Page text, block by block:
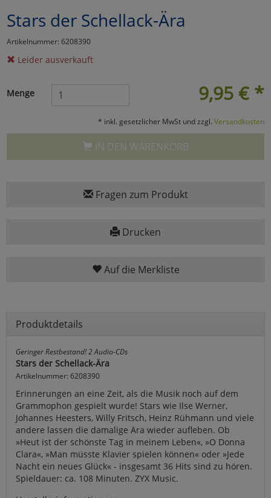
Stars der Schellack-Ära
Artikelnummer: 6208390
Leider ausverkauft
9,95 € *
Menge
* inkl. gesetzlicher MwSt und zzgl. Versandkosten
IN DEN WARENKORB
Fragen zum Produkt
Drucken
Auf die Merkliste
Produktdetails
Geringer Restbestand! 2 Audio-CDs
Stars der Schellack-Ära
Artikelnummer: 6208390
Erinnerungen an eine Zeit, als die Musik noch auf dem
Grammophon gespielt wurde! Stars wie Ilse Werner,
Johannes Heesters, Willy Fritsch, Heinz Rühmann und viele
andere lassen die damalige Ära wieder aufleben. Ob
»Heut ist der schönste Tag in meinem Leben«, »O Donna
Clara«, »Man müsste Klavier spielen können« oder »Jede
Nacht ein neues Glück« - insgesamt 36 Hits sind zu hören.
Spieldauer: ca. 108 Minuten. ZYX Music.
Marketing
Umfragetools
Cookies
Einstellungen speichern
zu Haupptseite